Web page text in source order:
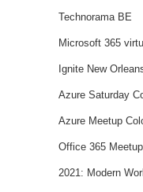
Technorama BE
Microsoft 365
Ignite New
Azure Saturday
Azure Meetup
Office 365
2021: Modern